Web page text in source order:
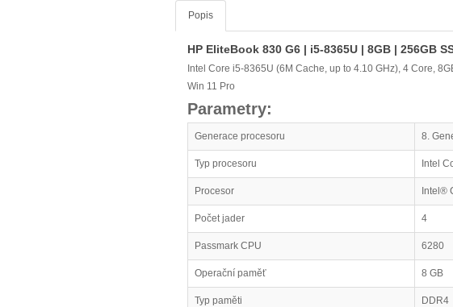
Popis
HP EliteBook 830 G6 | i5-8365U | 8GB | 256GB
Intel Core i5-8365U (6M Cache, up to 4.10 GHz), 4 Core,
Win 11 Pro
Parametry:
Generace procesoru 8.
Typ procesoru Intel
Procesor Intel®
Počet jader 4
Passmark CPU 6280
Operační paměť 8 GB
Typ paměti DDR4